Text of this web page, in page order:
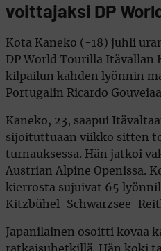
voittajaksi DP
Kota Kaneko (-18) juhli
DP World Tourilla
kilpailun kahden lyönnin
Portugalin Ricardo
Kaneko, 23, saapui
sijoituttuaan viikko sitten
turnauksessa. Hän jatkoi
Austrian Alpine Openissa.
kierrosta sujuivat 65
Kitzbühel-Schwarzsee-
Japanilainen osoitti kovaa